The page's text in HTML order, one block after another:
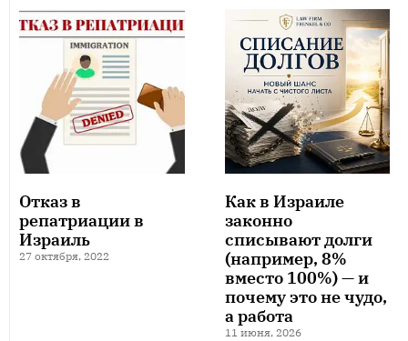
Отказ в
репатриации в
Израиль
27 октября, 2022
Как в Израиле
законно
списывают долги
(например, 8%
вместо 100%) — и
почему это не чудо,
а работа
11 июня, 2026